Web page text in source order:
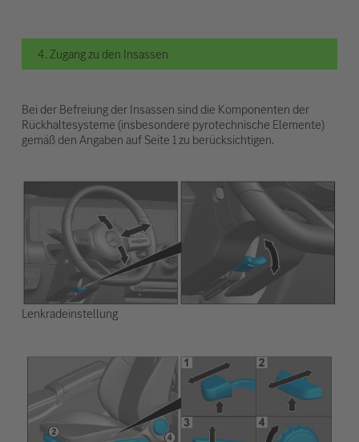
4. Zugang zu den Insassen
Bei der Befreiung der Insassen sind die Komponenten der
Rückhaltesysteme (insbesondere pyrotechnische Elemente)
gemäß den Angaben auf Seite 1 zu berücksichtigen.
Lenkradeinstellung